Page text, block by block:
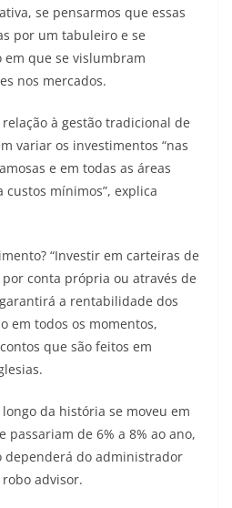
se pensarmos que essas
por um tabuleiro e se
que se vislumbram
nos mercados.
à gestão tradicional de
variar os investimentos “nas
e em todas as áreas
mínimos”, explica
“Investir em carteiras de
conta própria ou através de
a rentabilidade dos
em todos os momentos,
que são feitos em
da história se moveu em
passariam de 6% a 8% ao ano,
dependerá do administrador
advisor.